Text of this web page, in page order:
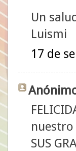
Un
Luismi
17 de
nuestro
SUS